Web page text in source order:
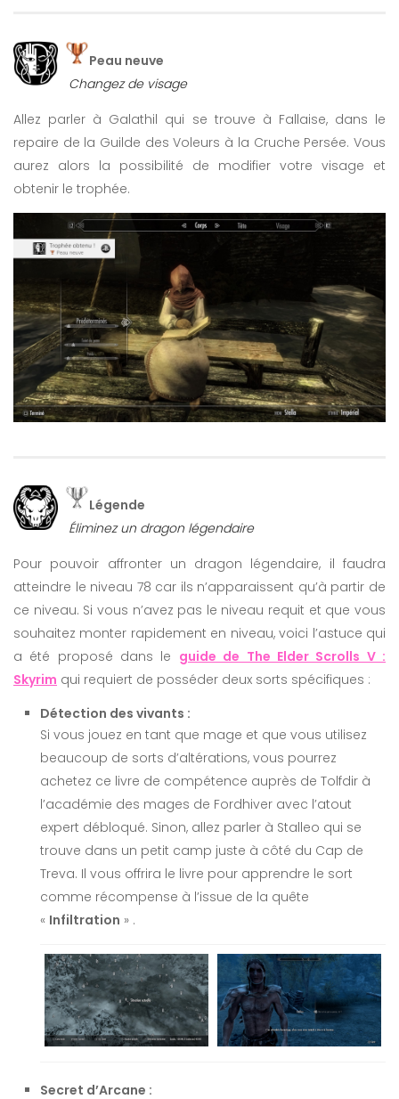
Peau neuve
Changez de visage
Allez parler à Galathil qui se trouve à Fallaise, dans le
repaire de la Guilde des Voleurs à la Cruche Persée. Vous
aurez alors la possibilité de modifier votre visage et
obtenir le trophée.
Légende
Éliminez un dragon légendaire
Pour pouvoir affronter un dragon légendaire, il faudra
atteindre le niveau 78 car ils n’apparaissent qu’à partir de
ce niveau. Si vous n’avez pas le niveau requit et que vous
souhaitez monter rapidement en niveau, voici l’astuce qui
a été proposé dans le guide de The Elder Scrolls V :
Skyrim qui requiert de posséder deux sorts spécifiques :
Détection des vivants :
Si vous jouez en tant que mage et que vous utilisez
beaucoup de sorts d’altérations, vous pourrez
achetez ce livre de compétence auprès de Tolfdir à
l’académie des mages de Fordhiver avec l’atout
expert débloqué. Sinon, allez parler à Stalleo qui se
trouve dans un petit camp juste à côté du Cap de
Treva. Il vous offrira le livre pour apprendre le sort
comme récompense à l’issue de la quête
« Infiltration » .
Secret d’Arcane :